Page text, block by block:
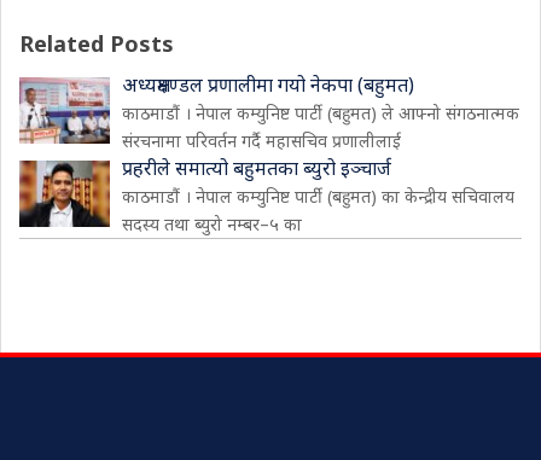
Related Posts
अध्यक्षमण्डल प्रणालीमा गयो नेकपा (बहुमत)
काठमाडौं । नेपाल कम्युनिष्ट पार्टी (बहुमत) ले आफ्नो संगठनात्मक
संरचनामा परिवर्तन गर्दै महासचिव प्रणालीलाई
प्रहरीले समात्यो बहुमतका ब्युरो इञ्चार्ज
काठमाडौं । नेपाल कम्युनिष्ट पार्टी (बहुमत) का केन्द्रीय सचिवालय
सदस्य तथा ब्युरो नम्बर–५ का